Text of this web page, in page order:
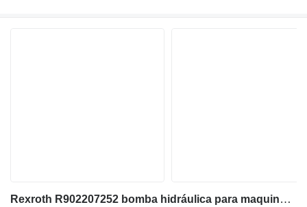
Rexroth R902207252 bomba hidráulica para maquinaria de construcción